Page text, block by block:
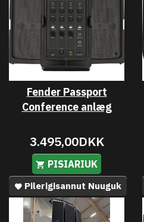
Fender Passport
Conference anlæg
3.495,00DKK
PISIARIUK
Pilerigisannut Nuuguk